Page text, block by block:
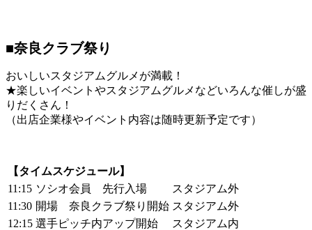
■奈良クラブ祭り
おいしいスタジアムグルメが満載！
★楽しいイベントやスタジアムグルメなどいろんな催しが盛
りだくさん！
（出店企業様やイベント内容は随時更新予定です）
【タイムスケジュール】
11:15 ソシオ会員 先行入場
スタジアム外
11:30 開場 奈良クラブ祭り開始 スタジアム外
12:15 選手ピッチ内アップ開始
スタジアム内